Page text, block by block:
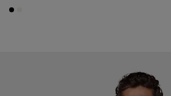
#000000